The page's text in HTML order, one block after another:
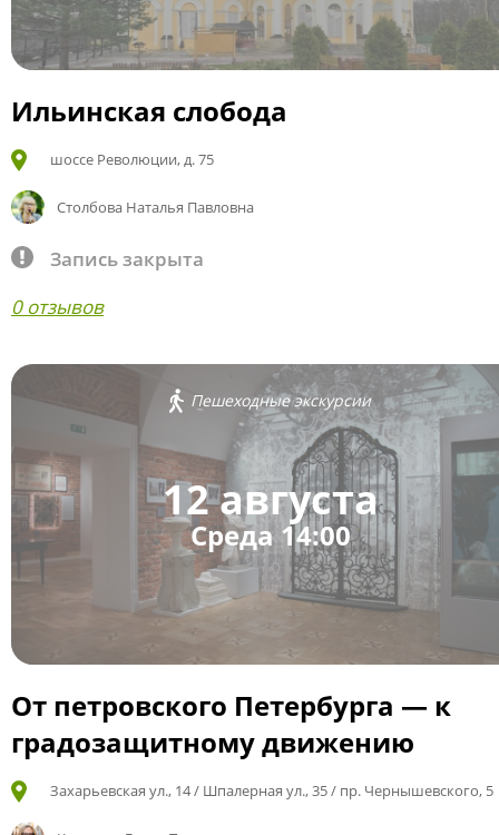
Ильинская слобода
шоссе Революции, д. 75
Столбова Наталья Павловна
Запись закрыта
0 отзывов
Пешеходные экскурсии
12 августа
Среда 14:00
От петровского Петербурга — к
градозащитному движению
Захарьевская ул., 14 / Шпалерная ул., 35 / пр. Чернышевского, 5